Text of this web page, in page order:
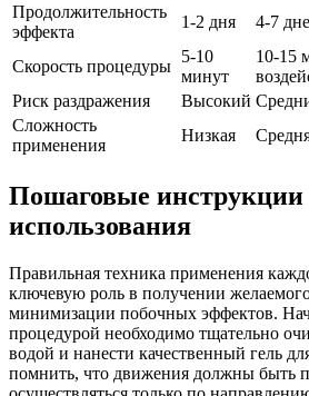
Продолжительность
эффекта
1-2 дня 4-7
Скорость процедуры
5-10
минут
10-15
Риск раздражения
Высокий
Сложность
применения
Низкая
Пошаговые инструкции
использования
Правильная техника применения
ключевую роль в получении желаемого
минимизации побочных эффектов.
процедурой необходимо тщательно
водой и нанести качественный гель
помнить, что движения должны быть